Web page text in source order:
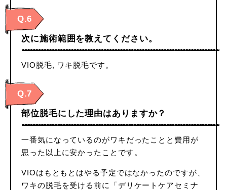
Q.6
次に施術範囲を教えてください。
VIO脱毛, ワキ脱毛です。
Q.7
部位脱毛にした理由はありますか？
一番気になっているのがワキだったことと費用が
思った以上に安かったことです。
VIOはもともとはやる予定ではなかったのですが、
ワキの脱毛を受ける前に「デリケートケアセミナ